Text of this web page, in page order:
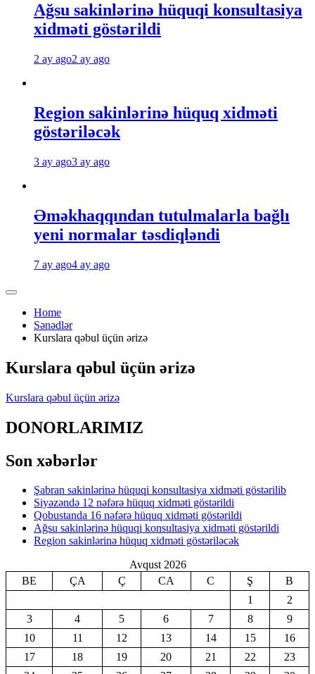
Ağsu sakinlərinə hüquqi konsultasiya
xidməti göstərildi
2 ay ago2 ay ago
Region sakinlərinə hüquq xidməti
göstəriləcək
3 ay ago3 ay ago
Əməkhaqqından tutulmalarla bağlı
yeni normalar təsdiqləndi
7 ay ago4 ay ago
Home
Sənədlər
Kurslara qəbul üçün ərizə
Kurslara qəbul üçün ərizə
Kurslara qəbul üçün ərizə
DONORLARIMIZ
Son xəbərlər
Şabran sakinlərinə hüquqi konsultasiya xidməti göstərilib
Siyəzəndə 12 nəfərə hüquq xidməti göstərildi
Qobustanda 16 nəfərə hüquq xidməti göstərildi
Ağsu sakinlərinə hüquqi konsultasiya xidməti göstərildi
Region sakinlərinə hüquq xidməti göstəriləcək
Avqust 2026
BE
ÇA Ç CA C Ş
B
1
2
3
4 5 6 7 8
9
10
11 12 13 14 15
16
17
18 19 20 21 22
23